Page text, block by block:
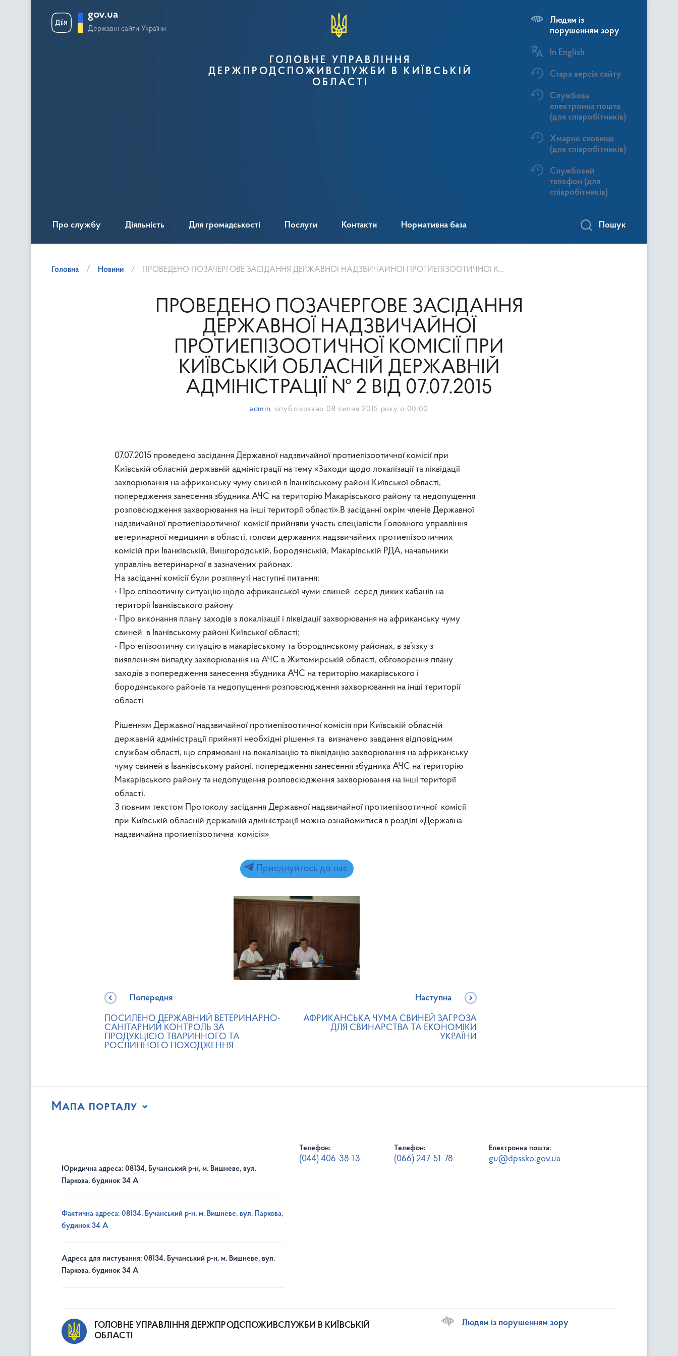
gov.ua
Державні сайти України
ГОЛОВНЕ УПРАВЛІННЯ
ДЕРЖПРОДСПОЖИВСЛУЖБИ В КИЇВСЬКІЙ
ОБЛАСТІ
Людям із
порушенням зору
In English
Стара версія сайту
Службова
електронна пошта
(для співробітників)
Хмарне сховище
(для співробітників)
Службовий
телефон (для
співробітників)
Про службу Діяльність Для громадськості Послуги Контакти Нормативна база Пошук
Головна Новини ПРОВЕДЕНО ПОЗАЧЕРГОВЕ ЗАСІДАННЯ ДЕРЖАВНОЇ НАДЗВИЧАЙНОЇ ПРОТИЕПІЗООТИЧНОЇ КОМІСІЇ ПРИ КИЇВСЬКІЙ ОБЛАСНІЙ ДЕРЖАВНІЙ АДМІНІСТРАЦІЇ № 2 ВІД 07.07.2015
ПРОВЕДЕНО ПОЗАЧЕРГОВЕ ЗАСІДАННЯ
ДЕРЖАВНОЇ НАДЗВИЧАЙНОЇ
ПРОТИЕПІЗООТИЧНОЇ КОМІСІЇ ПРИ
КИЇВСЬКІЙ ОБЛАСНІЙ ДЕРЖАВНІЙ
АДМІНІСТРАЦІЇ № 2 ВІД 07.07.2015
admin, опубліковано 08 липня 2015 року о 00:00
07.07.2015 проведено засідання Державної надзвичайної протиепізоотичної комісії при
Київській обласній державній адміністрації на тему «Заходи щодо локалізації та ліквідації
захворювання на африканську чуму свиней в Іванківському районі Київської області,
попередження занесення збудника АЧС на територію Макарівського району та недопущення
розповсюдження захворювання на інші території області».В засіданні окрім членів Державної
надзвичайної протиепізоотичної комісії прийняли участь спеціалісти Головного управління
ветеринарної медицини в області, голови державних надзвичайних протиепізоотичних
комісій при Іванківській, Вишгородській, Бородянській, Макарівській РДА, начальники
управлінь ветеринарної в зазначених районах.
На засіданні комісії були розглянуті наступні питання:
• Про епізоотичну ситуацію щодо африканської чуми свиней серед диких кабанів на
території Іванківського району
• Про виконання плану заходів з локалізації і ліквідації захворювання на африканську чуму
свиней в Іванівському районі Київської області;
• Про епізоотичну ситуацію в макарівському та бородянському районах, в зв’язку з
виявленням випадку захворювання на АЧС в Житомирській області, обговорення плану
заходів з попередження занесення збудника АЧС на територію макарівського і
бородянського районів та недопущення розповсюдження захворювання на інші території
області
Рішенням Державної надзвичайної протиепізоотичної комісія при Київській обласній
державній адміністрації прийняті необхідні рішення та визначено завдання відповідним
службам області, що спрямовані на локалізацію та ліквідацію захворювання на африканську
чуму свиней в Іванківському районі, попередження занесення збудника АЧС на територію
Макарівського району та недопущення розповсюдження захворювання на інші території
області.
З повним текстом Протоколу засідання Державної надзвичайної протиепізоотичної комісії
при Київській обласній державній адміністрації можна ознайомитися в розділі «Державна
надзвичайна протиепізоотична комісія»
Приєднуйтесь до нас
Попередня
ПОСИЛЕНО ДЕРЖАВНИЙ ВЕТЕРИНАРНО-
САНІТАРНИЙ КОНТРОЛЬ ЗА
ПРОДУКЦІЄЮ ТВАРИННОГО ТА
РОСЛИННОГО ПОХОДЖЕННЯ
Наступна
АФРИКАНСЬКА ЧУМА СВИНЕЙ ЗАГРОЗА
ДЛЯ СВИНАРСТВА ТА ЕКОНОМІКИ
УКРАЇНИ
Мапа порталу
Юридична адреса: 08134, Бучанський р-н, м. Вишневе, вул.
Паркова, будинок 34 А
Фактична адреса: 08134, Бучанський р-н, м. Вишневе, вул. Паркова,
будинок 34 А
Адреса для листування: 08134, Бучанський р-н, м. Вишневе, вул.
Паркова, будинок 34 А
Телефон:
(044) 406-38-13
Телефон:
(066) 247-51-78
Електронна пошта:
gu@dpssko.gov.ua
ГОЛОВНЕ УПРАВЛІННЯ ДЕРЖПРОДСПОЖИВСЛУЖБИ В КИЇВСЬКІЙ
ОБЛАСТІ
Людям із порушенням зору